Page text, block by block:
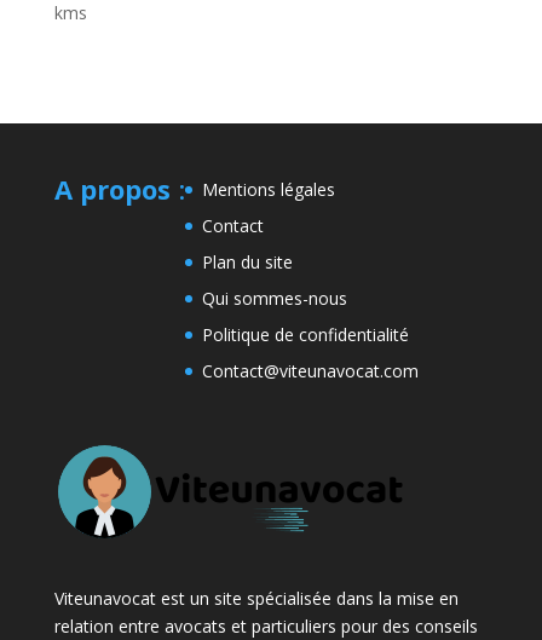
kms
A propos :
Mentions légales
Contact
Plan du site
Qui sommes-nous
Politique de confidentialité
Contact@viteunavocat.com
Viteunavocat est un site spécialisée dans la mise en
relation entre avocats et particuliers pour des conseils